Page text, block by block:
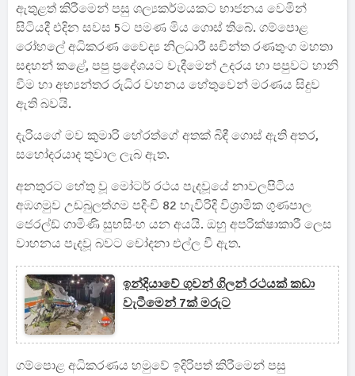
ඇතුළත් කිරීමෙන් පසු ශල්‍යකර්මයකට භාජනය වෙමින්
සිටියදී එදින සවස 5ට පමණ මිය ගොස් තිබේ. ගම්පොළ
රෝහලේ අධිකරණ වෛද්‍ය නිලධාරී සචින්ත රණතුංග මහතා
සඳහන් කළේ, පපු ප්‍රදේශයට වැදීමෙන් උදරය හා පපුවට හානි
වීම හා අභ්‍යන්තර රුධිර වහනය හේතුවෙන් මරණය සිදුව
ඇති බවයි.
දැරියගේ මව කුමාරි හේරත්ගේ අතක් බිඳී ගොස් ඇති අතර,
සහෝදරයාද තුවාල ලැබ ඇත.
අනතුරට හේතු වූ මෝටර් රථය පැදවූයේ නාවලපිටිය
අඹගමුව උඩබුලත්ගම පදිංචි 82 හැවිරිදි විශ්‍රාමික ගුණපාල
ජෙරල්ඩ් ගාමිණි සුභසිංහ යන අයයි. ඔහු අපරික්ෂාකාරී ලෙස
වාහනය පැදවූ බවට චෝදනා එල්ල වී ඇත.
ඉන්දියාවේ ගුවන් ගිලන් රථයක් කඩා
වැටීමෙන් 7ක් මරුට
ගම්පොළ අධිකරණය හමුවේ ඉදිරිපත් කිරීමෙන් පසු